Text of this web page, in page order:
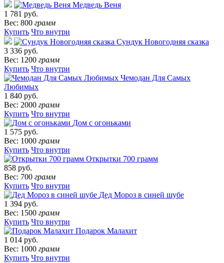
Медведь Веня
1 781 руб.
Вес: 800 грамм
Купить Что внутри
Сундук Новогодняя сказка
3 336 руб.
Вес: 1200 грамм
Купить Что внутри
Чемодан Для Самых
Любимых
1 840 руб.
Вес: 2000 грамм
Купить Что внутри
Дом с огоньками
1 575 руб.
Вес: 1000 грамм
Купить Что внутри
Открытки 700 грамм
858 руб.
Вес: 700 грамм
Купить Что внутри
Дед Мороз в синей шубе
1 394 руб.
Вес: 1500 грамм
Купить Что внутри
Подарок Малахит
1 014 руб.
Вес: 1000 грамм
Купить Что внутри